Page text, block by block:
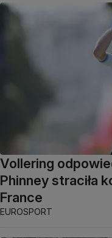
Vollering
Phinney straciła
France
EUROSPORT